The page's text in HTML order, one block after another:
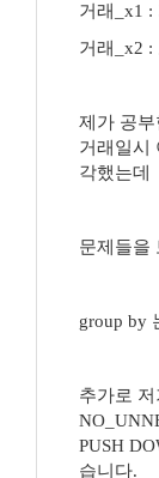
거래_x1 :
거래_x2 :
제가 공
거래일시
각했는데
문제들을
group by
추가로
PUSH
습니다.